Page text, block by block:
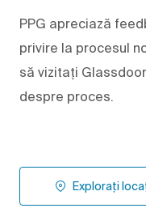
PPG apreciază
privire la procesul
să vizitați
despre proces.
Explorați